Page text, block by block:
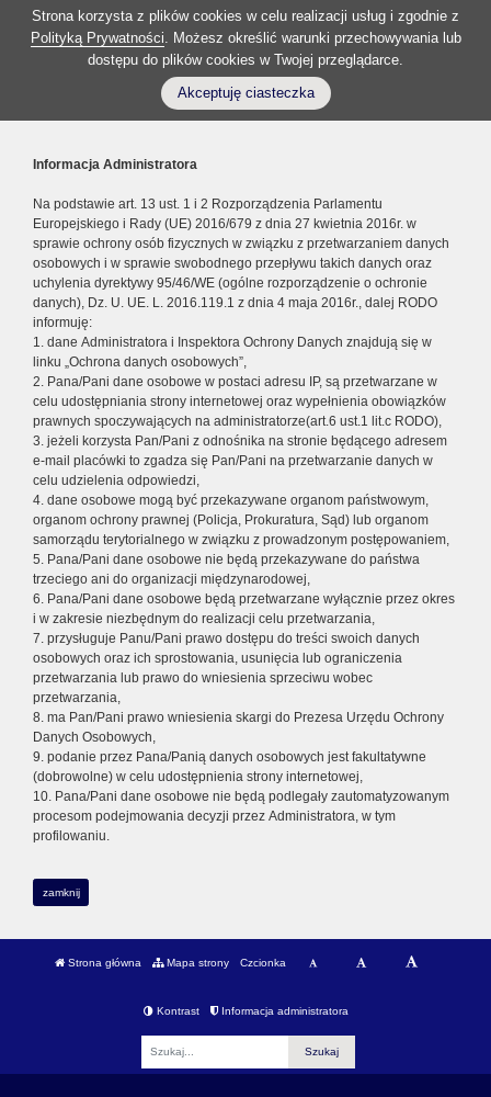
Strona korzysta z plików cookies w celu realizacji usług i zgodnie z
Polityką Prywatności. Możesz określić warunki przechowywania lub
dostępu do plików cookies w Twojej przeglądarce.
Akceptuję ciasteczka
Informacja Administratora
Na podstawie art. 13 ust. 1 i 2 Rozporządzenia Parlamentu
Europejskiego i Rady (UE) 2016/679 z dnia 27 kwietnia 2016r. w
sprawie ochrony osób fizycznych w związku z przetwarzaniem danych
osobowych i w sprawie swobodnego przepływu takich danych oraz
uchylenia dyrektywy 95/46/WE (ogólne rozporządzenie o ochronie
danych), Dz. U. UE. L. 2016.119.1 z dnia 4 maja 2016r., dalej RODO
informuję:
1. dane Administratora i Inspektora Ochrony Danych znajdują się w
linku „Ochrona danych osobowych”,
2. Pana/Pani dane osobowe w postaci adresu IP, są przetwarzane w
celu udostępniania strony internetowej oraz wypełnienia obowiązków
prawnych spoczywających na administratorze(art.6 ust.1 lit.c RODO),
3. jeżeli korzysta Pan/Pani z odnośnika na stronie będącego adresem
e-mail placówki to zgadza się Pan/Pani na przetwarzanie danych w
celu udzielenia odpowiedzi,
4. dane osobowe mogą być przekazywane organom państwowym,
organom ochrony prawnej (Policja, Prokuratura, Sąd) lub organom
samorządu terytorialnego w związku z prowadzonym postępowaniem,
5. Pana/Pani dane osobowe nie będą przekazywane do państwa
trzeciego ani do organizacji międzynarodowej,
6. Pana/Pani dane osobowe będą przetwarzane wyłącznie przez okres
i w zakresie niezbędnym do realizacji celu przetwarzania,
7. przysługuje Panu/Pani prawo dostępu do treści swoich danych
osobowych oraz ich sprostowania, usunięcia lub ograniczenia
przetwarzania lub prawo do wniesienia sprzeciwu wobec
przetwarzania,
8. ma Pan/Pani prawo wniesienia skargi do Prezesa Urzędu Ochrony
Danych Osobowych,
9. podanie przez Pana/Panią danych osobowych jest fakultatywne
(dobrowolne) w celu udostępnienia strony internetowej,
10. Pana/Pani dane osobowe nie będą podlegały zautomatyzowanym
procesom podejmowania decyzji przez Administratora, w tym
profilowaniu.
zamknij
Strona główna Mapa strony Czcionka
Kontrast Informacja administratora